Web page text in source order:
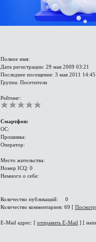
Полное имя:
Дата регистрации: 29 мая 2009 03:21
Последнее посещение: 3 мая 2011 14:45
Группа: Посетители
Рейтинг:
Смартфон:
ОС:
Прошивка:
Оператор:
Место жительства:
Номер ICQ: 0
Немного о себе:
Количество публикаций: 0
Количество комментариев: 69 [
E-Mail адрес: [ отправить E-Mail ] [